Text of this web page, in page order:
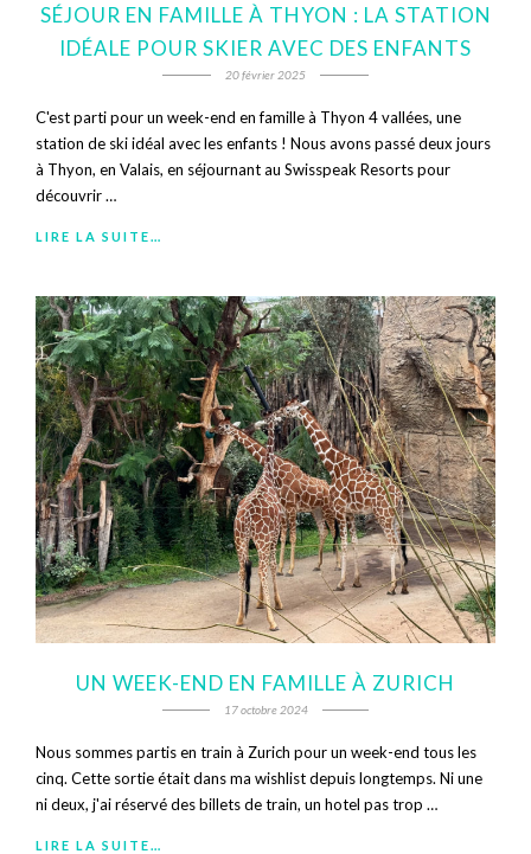
SÉJOUR EN FAMILLE À THYON : LA STATION
IDÉALE POUR SKIER AVEC DES ENFANTS
20 février 2025
C'est parti pour un week-end en famille à Thyon 4 vallées, une
station de ski idéal avec les enfants ! Nous avons passé deux jours
à Thyon, en Valais, en séjournant au Swisspeak Resorts pour
découvrir …
LIRE LA SUITE…
UN WEEK-END EN FAMILLE À ZURICH
17 octobre 2024
Nous sommes partis en train à Zurich pour un week-end tous les
cinq. Cette sortie était dans ma wishlist depuis longtemps. Ni une
ni deux, j'ai réservé des billets de train, un hotel pas trop …
LIRE LA SUITE…